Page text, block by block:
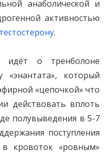
анаболической и
активностью
тестостерону.
о тренболоне
который
«цепочкой» что
действовать вплоть
полувыведения в 5-7
поступления
кровоток «ровным»